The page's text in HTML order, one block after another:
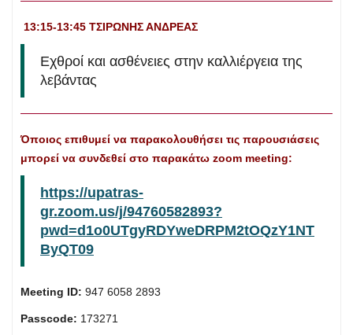
13:15-13:45 ΤΣΙΡΩΝΗΣ ΑΝΔΡΕΑΣ
Εχθροί και ασθένειες στην καλλιέργεια της
λεβάντας
Όποιος επιθυμεί να παρακολουθήσει τις παρουσιάσεις
μπορεί να συνδεθεί στο παρακάτω zoom meeting:
https://upatras-
gr.zoom.us/j/94760582893?
pwd=d1o0UTgyRDYweDRPM2tOQzY1NT
ByQT09
Meeting ID: 947 6058 2893
Passcode: 173271